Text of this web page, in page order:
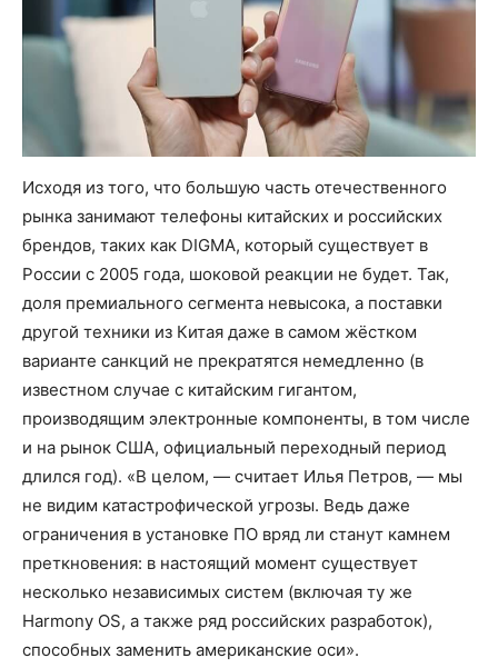
Исходя из того, что большую часть отечественного
рынка занимают телефоны китайских и российских
брендов, таких как DIGMA, который существует в
России с 2005 года, шоковой реакции не будет. Так,
доля премиального сегмента невысока, а поставки
другой техники из Китая даже в самом жёстком
варианте санкций не прекратятся немедленно (в
известном случае с китайским гигантом,
производящим электронные компоненты, в том числе
и на рынок США, официальный переходный период
длился год). «В целом, — считает Илья Петров, — мы
не видим катастрофической угрозы. Ведь даже
ограничения в установке ПО вряд ли станут камнем
преткновения: в настоящий момент существует
несколько независимых систем (включая ту же
Harmony OS, а также ряд российских разработок),
способных заменить американские оси».